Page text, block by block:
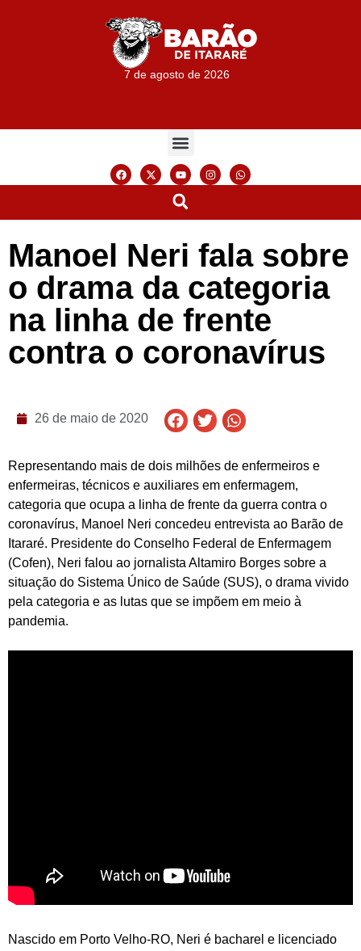
7 de agosto de 2026
Manoel Neri fala sobre
o drama da categoria
na linha de frente
contra o coronavírus
26 de maio de 2020
Representando mais de dois milhões de enfermeiros e
enfermeiras, técnicos e auxiliares em enfermagem,
categoria que ocupa a linha de frente da guerra contra o
coronavírus, Manoel Neri concedeu entrevista ao Barão de
Itararé. Presidente do Conselho Federal de Enfermagem
(Cofen), Neri falou ao jornalista Altamiro Borges sobre a
situação do Sistema Único de Saúde (SUS), o drama vivido
pela categoria e as lutas que se impõem em meio à
pandemia.
Nascido em Porto Velho-RO, Neri é bacharel e licenciado